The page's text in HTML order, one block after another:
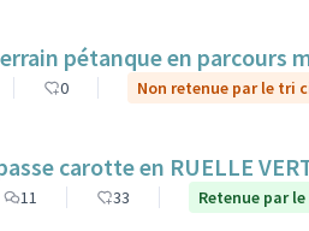
pétanque en parcours
0 Non retenue par le tri
carotte en RUELLE
11 33 Retenue par